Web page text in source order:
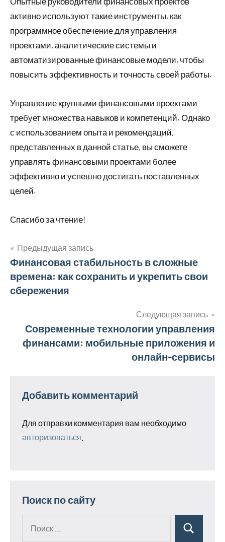
активно используют такие инструменты, как
программное обеспечение для управления
проектами, аналитические системы и
автоматизированные финансовые модели, чтобы
повысить эффективность и точность своей работы.
Управление крупными финансовыми проектами
требует множества навыков и компетенций. Однако
с использованием опыта и рекомендаций,
представленных в данной статье, вы сможете
управлять финансовыми проектами более
эффективно и успешно достигать поставленных
целей.
Спасибо за чтение!
Навигация
по
Предыдущая запись
Финансовая стабильность в сложные
времена: как сохранить и укрепить свои
сбережения
Следующая запись
Современные технологии управления
финансами: мобильные приложения и
онлайн-сервисы
Добавить комментарий
Для отправки комментария вам необходимо
авторизоваться
Поиск по сайту
Поиск